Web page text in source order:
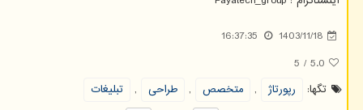
1403/11/18
16:37:35
5.0
/
5
تگها:
رپورتاژ , متخصص , طراحی ,
تبلیغات